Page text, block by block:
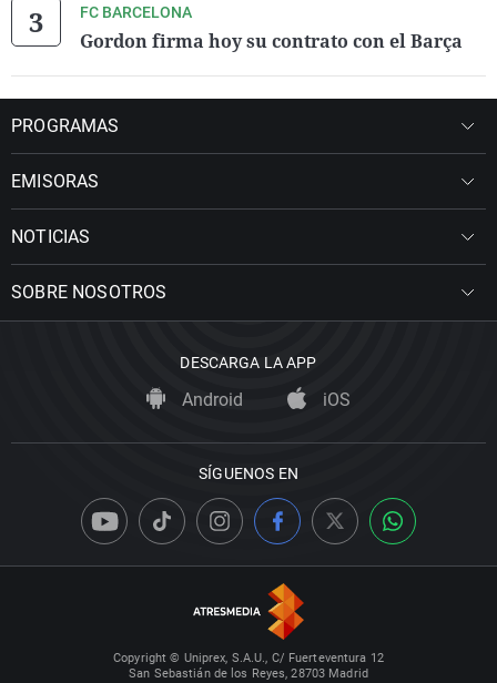
FC BARCELONA
Gordon firma hoy su contrato con el Barça
PROGRAMAS
EMISORAS
NOTICIAS
SOBRE NOSOTROS
DESCARGA LA APP
Android iOS
SÍGUENOS EN
Copyright © Uniprex, S.A.U., C/ Fuerteventura 12
San Sebastián de los Reyes, 28703 Madrid